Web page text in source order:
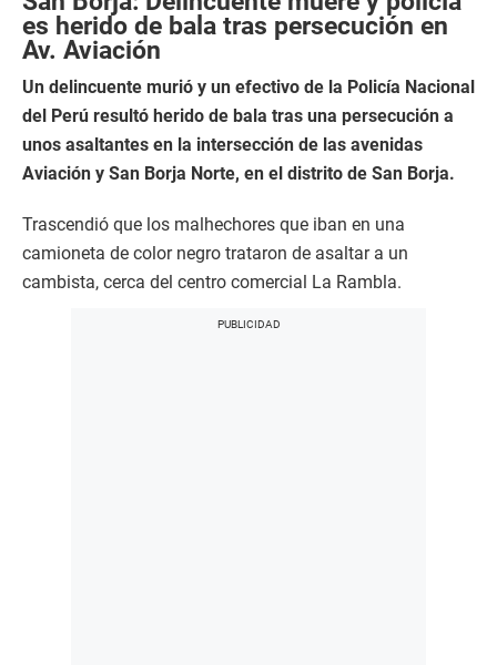
es herido de bala tras persecución en
Av. Aviación
Un delincuente murió y un efectivo de la Policía Nacional
del Perú resultó herido de bala tras una persecución a
unos asaltantes en la intersección de las avenidas
Aviación y San Borja Norte, en el distrito de San Borja.
Trascendió que los malhechores que iban en una
camioneta de color negro trataron de asaltar a un
cambista, cerca del centro comercial La Rambla.